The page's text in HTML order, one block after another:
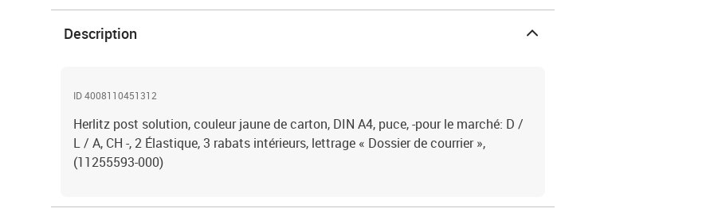
Description
ID 4008110451312
Herlitz post solution, couleur jaune de carton, DIN A4, puce, -pour le marché: D /
L / A, CH -, 2 Élastique, 3 rabats intérieurs, lettrage « Dossier de courrier »,
(11255593-000)